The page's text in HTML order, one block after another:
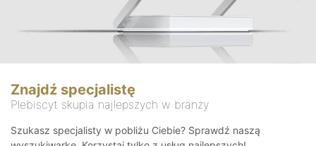
Znajdź specjalistę
Plebiscyt skupia najlepszych w branży
Szukasz specjalisty w pobliżu Ciebie? Sprawdź naszą